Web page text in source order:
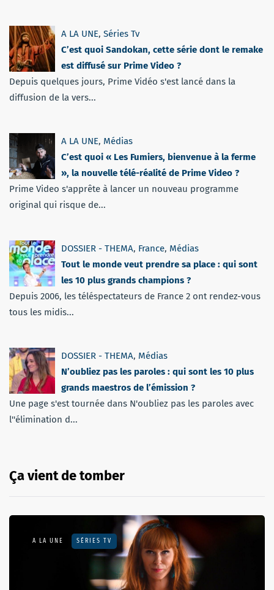
A LA UNE, Séries Tv
C’est quoi Sandokan, cette série dont le remake
est diffusé sur Prime Video ?
Depuis quelques jours, Prime Vidéo s'est lancé dans la
diffusion de la vers...
A LA UNE, Médias
C’est quoi « Les Fumiers, bienvenue à la ferme
», la nouvelle télé-réalité de Prime Video ?
Prime Video s'apprête à lancer un nouveau programme
original qui risque de...
DOSSIER - THEMA, France, Médias
Tout le monde veut prendre sa place : qui sont
les 10 plus grands champions ?
Depuis 2006, les téléspectateurs de France 2 ont rendez-vous
tous les midis...
DOSSIER - THEMA, Médias
N’oubliez pas les paroles : qui sont les 10 plus
grands maestros de l’émission ?
Une page s'est tournée dans N'oubliez pas les paroles avec
l''élimination d...
Ça vient de tomber
A LA UNE SÉRIES TV